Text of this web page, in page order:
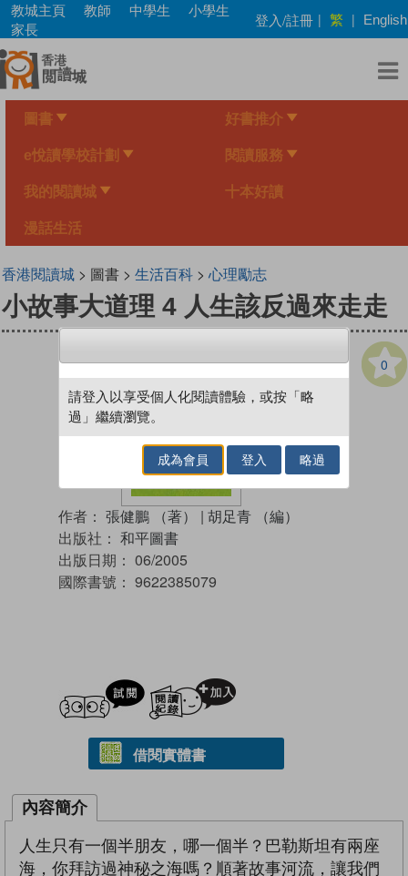
Skip
main
content
教城主頁 教師 中學生
小學生
家長
登入/註冊 | 繁 | English
圖書 好書推介
e悅讀學校計劃 閱讀服務
我的閱讀城 十本好讀
漫話生活
香港閱讀城> 圖書 > 生活百科> 心理勵志
小故事大道理 4 人生該反過來走走
0
作者： 張健鵬 （著） | 胡足青 （編）
出版社： 和平圖書
出版日期： 06/2005
國際書號： 9622385079
試閲
借閱實體書
內容簡介
人生只有一個半朋友，哪一個半？巴勒斯坦有兩座
海，你拜訪過神秘之海嗎？順著故事河流，讓我們
請登入以享受個人化閱讀體驗，或按「略
過」繼續瀏覽。
成為會員 登入 略過